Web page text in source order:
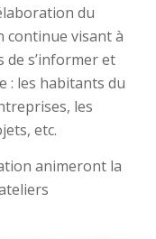
du
continue visant à
s’informer et
: les habitants du
les
etc.
animeront la